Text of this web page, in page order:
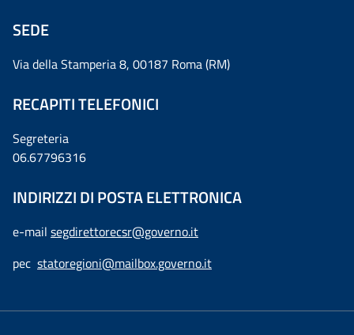
SEDE
Via della Stamperia 8, 00187 Roma (RM)
RECAPITI TELEFONICI
Segreteria
06.67796316
INDIRIZZI DI POSTA ELETTRONICA
e-mail segdirettorecsr@governo.it
pec statoregioni@mailbox.governo.it